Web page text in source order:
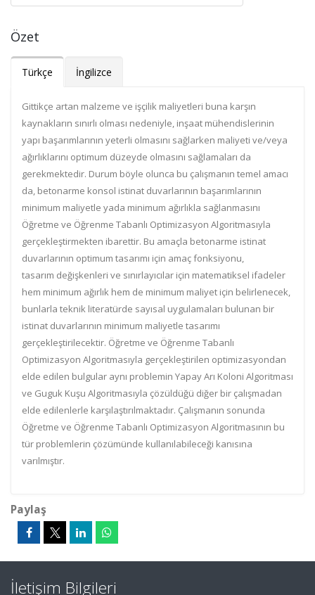
Özet
Türkçe İngilizce
Gittikçe artan malzeme ve işçilik maliyetleri buna karşın
kaynakların sınırlı olması nedeniyle, inşaat mühendislerinin
yapı başarımlarının yeterli olmasını sağlarken maliyeti ve/veya
ağırlıklarını optimum düzeyde olmasını sağlamaları da
gerekmektedir. Durum böyle olunca bu çalışmanın temel amacı
da, betonarme konsol istinat duvarlarının başarımlarının
minimum maliyetle yada minimum ağırlıkla sağlanmasını
Öğretme ve Öğrenme Tabanlı Optimizasyon Algoritmasıyla
gerçekleştirmekten ibarettir. Bu amaçla betonarme istinat
duvarlarının optimum tasarımı için amaç fonksiyonu,
tasarım değişkenleri ve sınırlayıcılar için matematiksel ifadeler
hem minimum ağırlık hem de minimum maliyet için belirlenecek,
bunlarla teknik literatürde sayısal uygulamaları bulunan bir
istinat duvarlarının minimum maliyetle tasarımı
gerçekleştirilecektir. Öğretme ve Öğrenme Tabanlı
Optimizasyon Algoritmasıyla gerçekleştirilen optimizasyondan
elde edilen bulgular aynı problemin Yapay Arı Koloni Algoritması
ve Guguk Kuşu Algoritmasıyla çözüldüğü diğer bir çalışmadan
elde edilenlerle karşılaştırılmaktadır. Çalışmanın sonunda
Öğretme ve Öğrenme Tabanlı Optimizasyon Algoritmasının bu
tür problemlerin çözümünde kullanılabileceği kanısına
varılmıştır.
Paylaş
İletişim Bilgileri